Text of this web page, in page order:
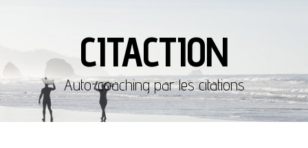
CITACTION
Auto-coaching par les citations